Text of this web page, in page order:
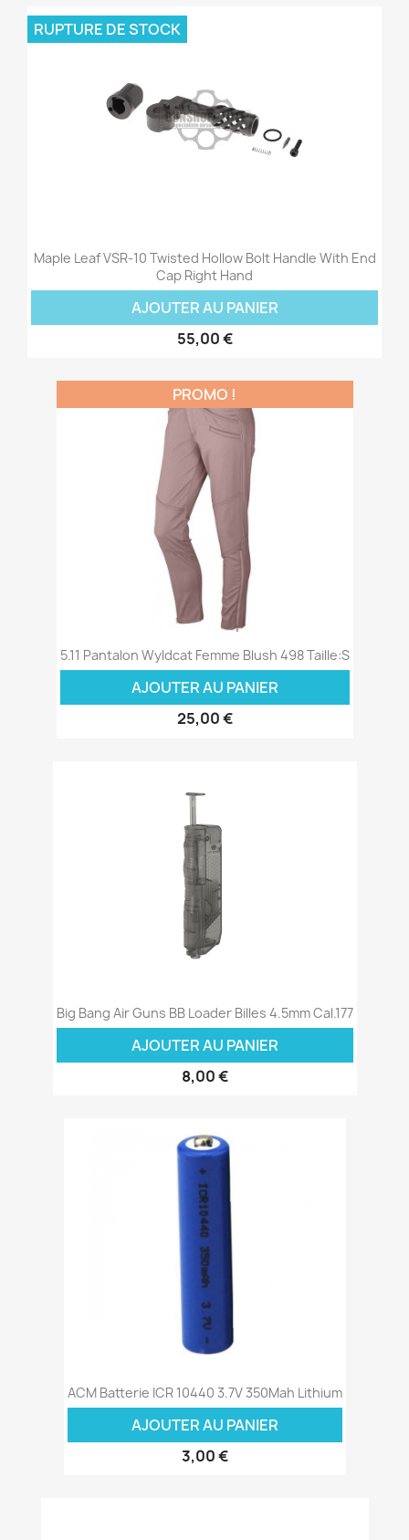
Maple Leaf VSR-10 Twisted Hollow Bolt Handle With End
Cap Right Hand
AJOUTER AU PANIER
55,00 €
RUPTURE DE STOCK
5.11 Pantalon Wyldcat Femme Blush 498 Taille:S
AJOUTER AU PANIER
25,00 €
PROMO !
Big Bang Air Guns BB Loader Billes 4.5mm Cal.177
AJOUTER AU PANIER
8,00 €
ACM Batterie ICR 10440 3.7V 350Mah Lithium
AJOUTER AU PANIER
3,00 €